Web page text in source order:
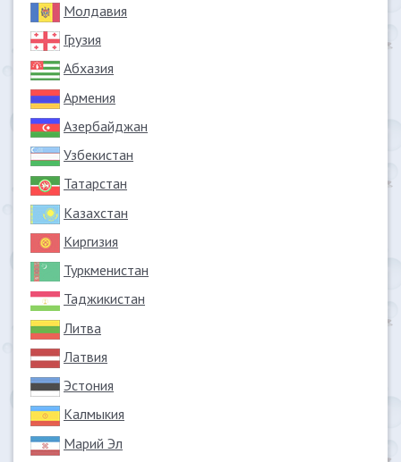
Молдавия
Грузия
Абхазия
Армения
Азербайджан
Узбекистан
Татарстан
Казахстан
Киргизия
Туркменистан
Таджикистан
Литва
Латвия
Эстония
Калмыкия
Марий Эл